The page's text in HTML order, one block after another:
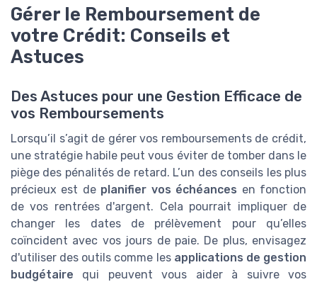
Gérer le Remboursement de
votre Crédit: Conseils et
Astuces
Des Astuces pour une Gestion Efficace de
vos Remboursements
Lorsqu’il s’agit de gérer vos remboursements de crédit,
une stratégie habile peut vous éviter de tomber dans le
piège des pénalités de retard. L’un des conseils les plus
précieux est de planifier vos échéances en fonction
de vos rentrées d'argent. Cela pourrait impliquer de
changer les dates de prélèvement pour qu’elles
coïncident avec vos jours de paie. De plus, envisagez
d'utiliser des outils comme les applications de gestion
budgétaire qui peuvent vous aider à suivre vos